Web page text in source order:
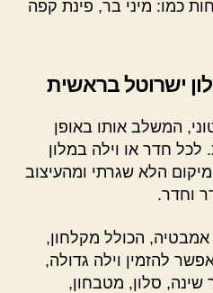
כמו: מיני בר, פינת קפה
ישרוטל בראשית
המשלב אותו באופן
חדר או וילה במלון
הלא שגרתי ומהעיצוב
וחדר.
הכולל מקלחון,
להזמין וילה גדולה,
שינה, סלון, מטבחון,